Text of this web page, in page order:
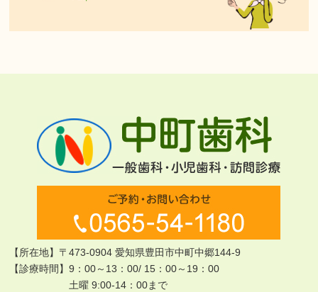
【所在地】〒473-0904 愛知県豊田市中町中郷144-9
【診療時間】9：00～13：00/ 15：00～19：00
土曜 9:00-14：00まで